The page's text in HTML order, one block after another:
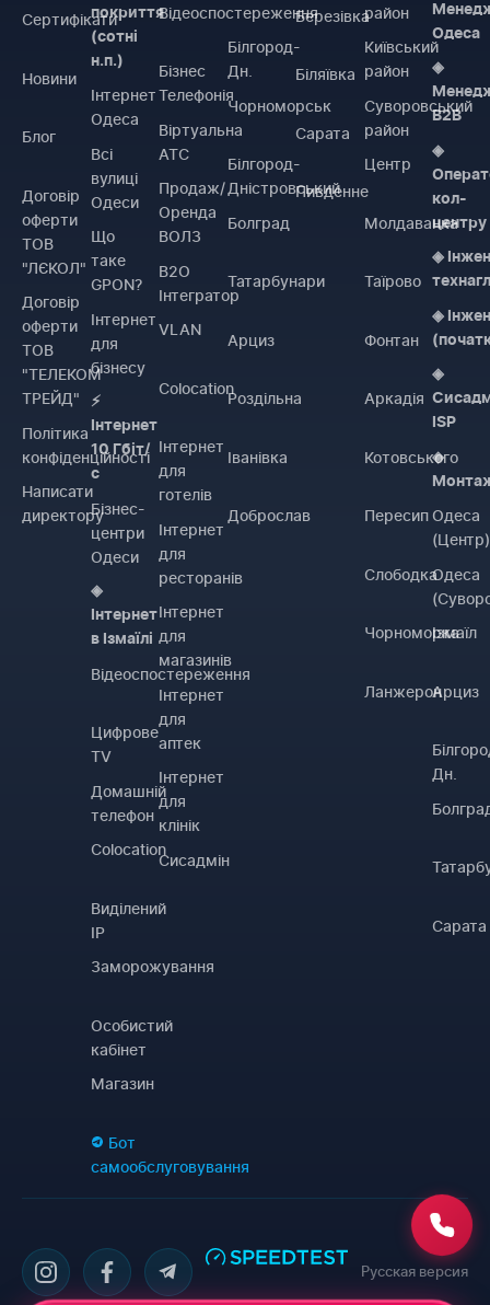
Сертифікати
Новини
Блог
Договiр
оферти
ТОВ
"ЛЄКОЛ"
Договiр
оферти
ТОВ
"ТЕЛЕКОМ
ТРЕЙД"
Політика
конфіденційності
Написати
директору
покриття
(сотні
н.п.)
Інтернет
Одеса
Всі
вулиці
Одеси
Що
таке
GPON?
Інтернет
для
бізнесу
⚡
Інтернет
10 Гбіт/
с
Бізнес-
центри
Одеси
◈
Інтернет
в Ізмаїлі
Відеоспостереження
Цифрове
TV
Домашній
телефон
Colocation
Виділений
IP
Заморожування
Особистий
кабінет
Магазин
Бот
самообслуговування
Відеоспостереження
Бізнес
Телефонія
Віртуальна
АТС
Продаж/
Оренда
ВОЛЗ
B2O
Інтегратор
VLAN
Colocation
Інтернет
для
готелів
Інтернет
для
ресторанів
Інтернет
для
магазинів
Інтернет
для
аптек
Інтернет
для
клінік
Сисадмін
Білгород-
Дн.
Чорноморськ
Білгород-
Дністровський
Болград
Татарбунари
Арциз
Роздільна
Іванівка
Доброслав
Березівка
Біляївка
Сарата
Пивденне
район
Київський
район
Суворовський
район
Центр
Молдаванка
Таїрово
Фонтан
Аркадія
Котовського
Пересип
Слободка
Чорноморка
Ланжерон
Одеса
◈
B2B
◈
кол-
центру
◈
◈
◈
ISP
◈
Одеса
(Центр)
Одеса
Ізмаїл
Арциз
Дн.
Сарата
Русская версия